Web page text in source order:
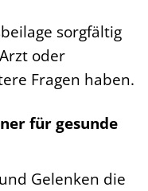
sorgfältig
oder
Fragen haben.
für gesunde
Gelenken die